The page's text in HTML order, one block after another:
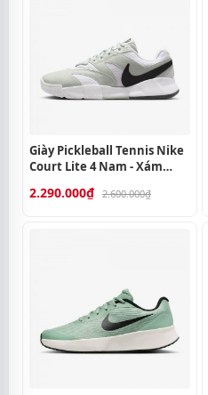
Giày Pickleball Tennis Nike
Court Lite 4 Nam - Xám
2.290.000₫ 2.600.000₫